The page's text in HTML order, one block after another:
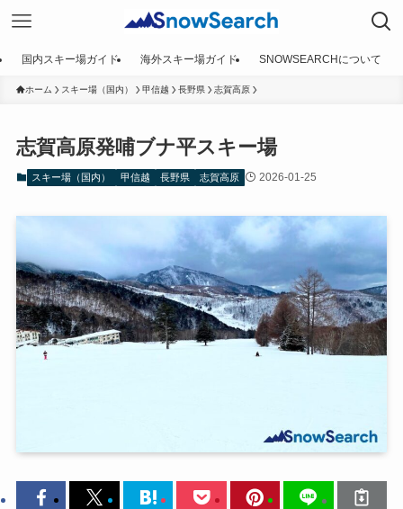
国内スキー場ガイド 海外スキー場ガイド SNOWSEARCHについて
ホーム スキー場（国内） 甲信越 長野県 志賀高原
志賀高原発哺ブナ平スキー場
スキー場（国内） 甲信越 長野県 志賀高原 2026-01-25